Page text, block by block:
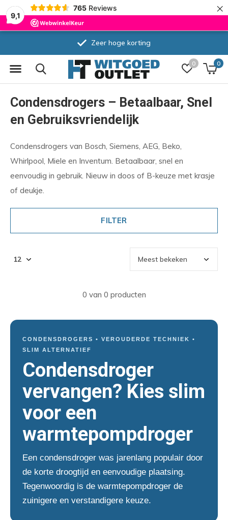
9,1
765 Reviews ×
0 0
Zeer hoge korting
Condensdrogers – Betaalbaar, Snel
en Gebruiksvriendelijk
Condensdrogers van Bosch, Siemens, AEG, Beko,
Whirlpool, Miele en Inventum. Betaalbaar, snel en
eenvoudig in gebruik. Nieuw in doos of B-keuze met krasje
of deukje.
FILTER
0 van 0 producten
CONDENSDROGERS • VEROUDERDE TECHNIEK •
SLIM ALTERNATIEF
Condensdroger
vervangen? Kies slim
voor een
warmtepompdroger
Een condensdroger was jarenlang populair door
de korte droogtijd en eenvoudige plaatsing.
Tegenwoordig is de warmtepompdroger de
zuinigere en verstandigere keuze.